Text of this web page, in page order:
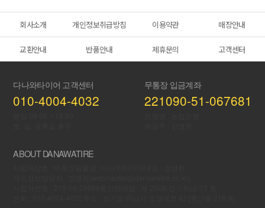
회사소개 개인정보취급방침 이용약관 매장안내
교환안내 반품안내 제휴문의 고객센터
다나와타이어 고객센터
010-4004-4032
무통장 입금계좌
221090-51-067681
ABOUT DANAWATIRE